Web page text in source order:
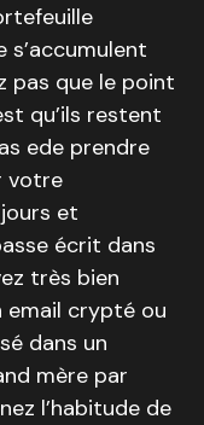
s’accumulent
pas que le point
qu’ils restent
ede prendre
votre
et
écrit dans
très bien
email crypté ou
dans un
mère par
l’habitude de